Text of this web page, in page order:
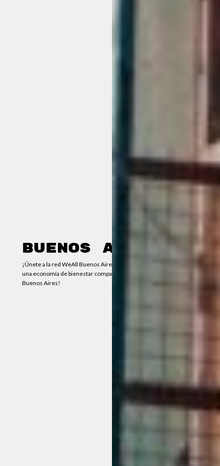
Buenos Aires
¡Únete a la red WeAll Buenos Aires y sé parte del cambio hacia
una economía de bienestar compartido en la ciudad y provincia de
Buenos Aires!